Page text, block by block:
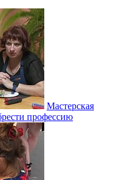
Мастерская
профессию